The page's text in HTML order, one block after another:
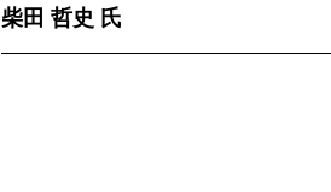
柴田 哲史 氏